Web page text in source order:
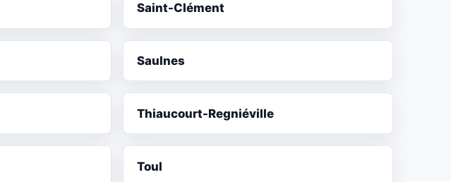
Saint-Clément
Saulnes
Thiaucourt-Regniéville
Toul